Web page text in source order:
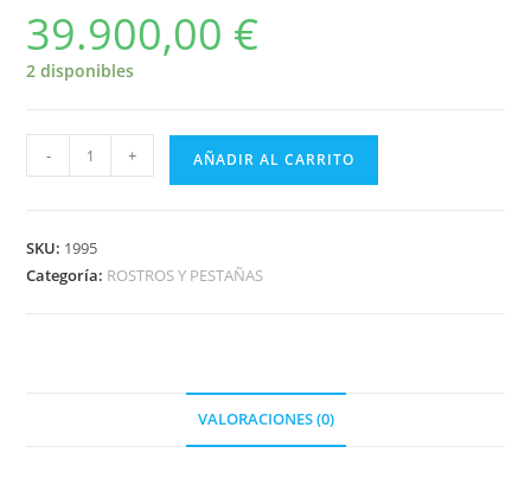
39.900,00 €
2 disponibles
- + AÑADIR AL CARRITO
SKU: 1995
Categoría: ROSTROS Y PESTAÑAS
VALORACIONES (0)